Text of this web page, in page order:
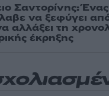
Σαντορίνης:
να ξεφύγει
αλλάξει τη
έκρηξης